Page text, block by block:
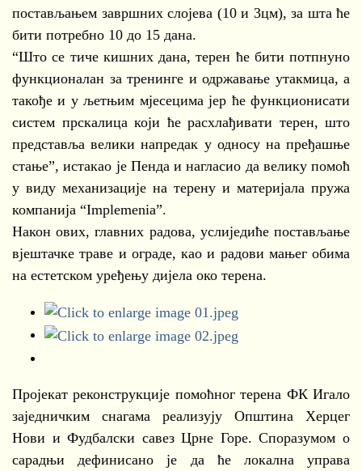
постављањем завршних слојева (10 и 3цм), за шта ће
бити потребно 10 до 15 дана.
“Што се тиче кишних дана, терен ће бити потпнуно
функционалан за тренинге и одржавање утакмица, а
такође и у љетњим мјесецима јер ће функционисати
систем прскалица који ће расхлађивати терен, што
представља велики напредак у односу на пређашње
стање”, истакао је Пенда и нагласио да велику помоћ
у виду механизације на терену и материјала пружа
компанија “Implemenia”.
Након ових, главних радова, услиједиће постављање
вјештачке траве и ограде, као и радови мањег обима
на естетском уређењу дијела око терена.
Пројекат реконструкције помоћног терена ФК Игало
заједничким снагама реализују Општина Херцег
Нови и Фудбалски савез Црне Горе. Споразумом о
сарадњи дефинисано је да ће локална управа